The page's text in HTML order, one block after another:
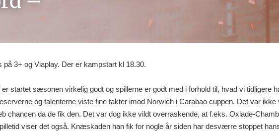
3+ og Viaplay. Der er kampstart kl 18.30.
startet sæsonen virkelig godt og spillerne er godt med i forhold til, hvad vi tidligere
og talenterne viste fine takter imod Norwich i Carabao cuppen. Det var ikke
chancen da de fik den. Det var dog ikke vildt overraskende, at f.eks. Oxlade-
viser det også. Knæskaden han fik for nogle år siden har desværre stoppet